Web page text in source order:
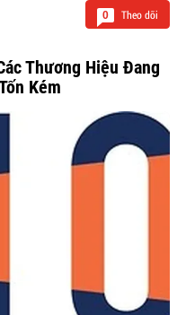
0 Theo dõi
Thương Hiệu Đang
Kém